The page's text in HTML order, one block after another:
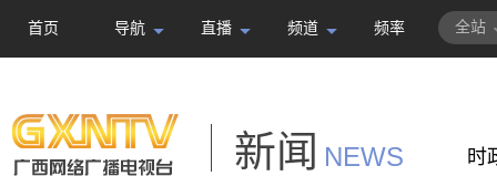
首页 导航 直播 频道 频率 全站
新闻 NEWS 时